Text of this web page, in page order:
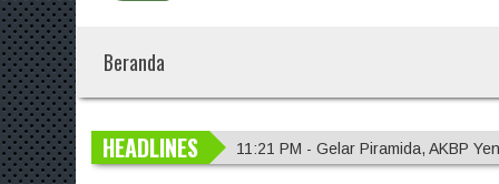
Beranda
HEADLINES
11:21 PM - Gelar Piramida, AKBP